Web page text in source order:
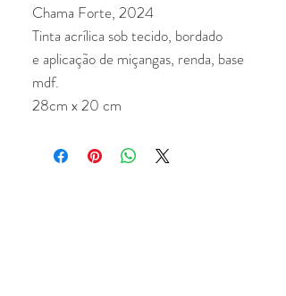
Chama Forte, 2024
Tinta acrílica sob tecido, bordado
e aplicação de miçangas, renda, base
mdf.
28cm x 20 cm